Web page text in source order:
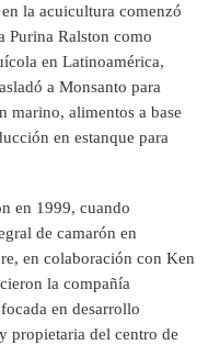
la acuicultura comenzó
Purina Ralston como
en Latinoamérica,
a Monsanto para
marino, alimentos a base
en estanque para
en 1999, cuando
de camarón en
en colaboración con Ken
la compañía
en desarrollo
propietaria del centro de